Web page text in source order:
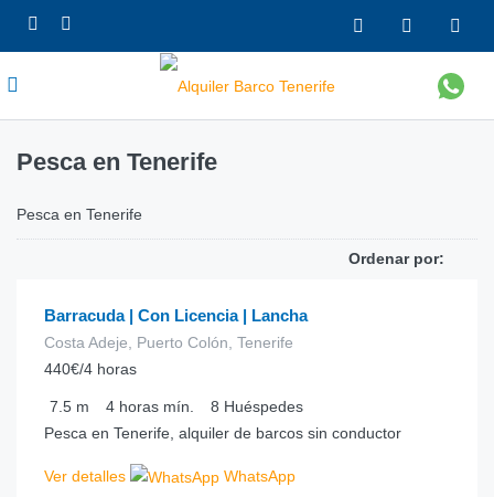
Pesca en Tenerife
Pesca en Tenerife
Ordenar por:
€110.00
Barracuda | Con Licencia | Lancha
Costa Adeje, Puerto Colón, Tenerife
440€/4 horas
7.5 m 4 horas mín. 8 Huéspedes
Pesca en Tenerife, alquiler de barcos sin conductor
Ver detalles WhatsApp